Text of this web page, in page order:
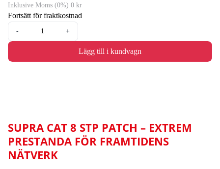
Inklusive Moms (0%) 0 kr
Fortsätt för fraktkostnad
- +
Lägg till i kundvagn
SUPRA CAT 8 STP PATCH – EXTREM
PRESTANDA FÖR FRAMTIDENS
NÄTVERK